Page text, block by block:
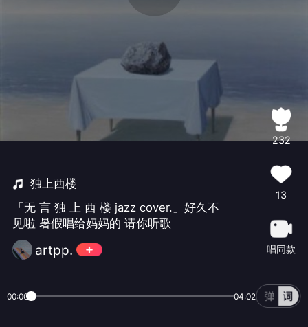
独上西楼
「无 言 独 上 西 楼 jazz cover.」好久不
见啦 暑假唱给妈妈的 请你听歌
artpp.
232
13
唱同款
00:00 04:02